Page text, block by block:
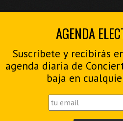
AGENDA
Suscríbete y recibirás
agenda diaria de
baja en